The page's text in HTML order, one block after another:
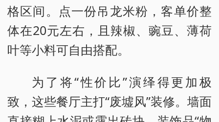
格区间。点一份吊龙米粉，客单价整
体在20元左右，且辣椒、豌豆、薄荷
叶等小料可自由搭配。
为了将“性价比”演绎得更加极
致，这些餐厅主打“废墟风”装修。墙面